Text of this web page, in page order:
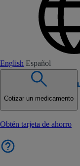
English Español
Cotizar un medicamento
Obtén tarjeta de ahorro